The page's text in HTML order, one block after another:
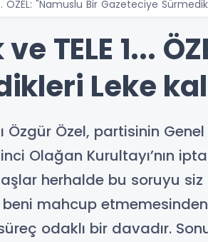
ÖZEL: "Namuslu Bir Gazeteciye
TELE 1...
Leke
Özel, partisinin Genel
Olağan Kurultayı’nın
herhalde bu soruyu
mahcup
odaklı bir davadır.